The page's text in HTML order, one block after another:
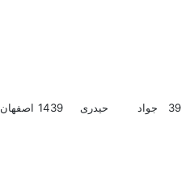
39 جواد حیدری 1439 اصفهان